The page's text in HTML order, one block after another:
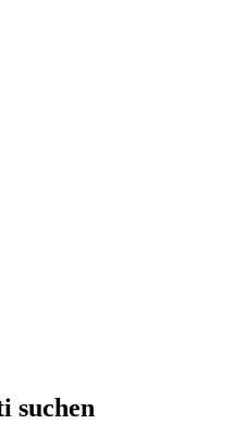
suchen